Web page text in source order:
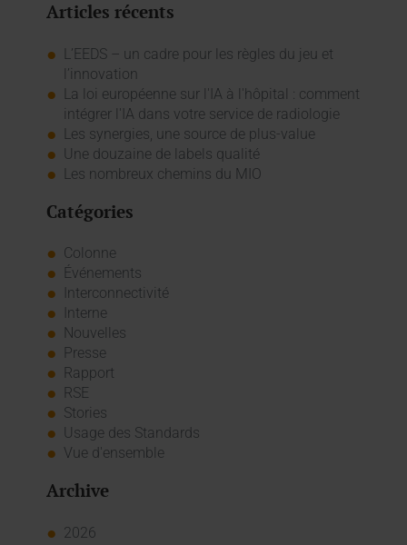
Articles récents
L’EEDS – un cadre pour les règles du jeu et
l’innovation
La loi européenne sur l'IA à l'hôpital : comment
intégrer l'IA dans votre service de radiologie
Les synergies, une source de plus-value
Une douzaine de labels qualité
Les nombreux chemins du MIO
Catégories
Colonne
Événements
Interconnectivité
Interne
Nouvelles
Presse
Rapport
RSE
Stories
Usage des Standards
Vue d'ensemble
Archive
2026